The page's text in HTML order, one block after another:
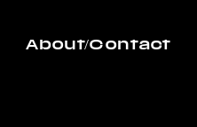
About/Contact